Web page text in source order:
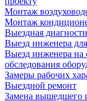
Монтаж
Монтаж
Выездная
Выезд инженера
Выезд инженера на
обследования
Замеры рабочих
Выездной ремонт
Замена вышедшего